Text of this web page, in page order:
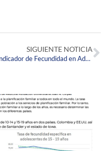
SIGUIENTE NOTICIA
Indicador de Fecundidad en Adolescentes de 10 – 14 y 15 – 19 Años